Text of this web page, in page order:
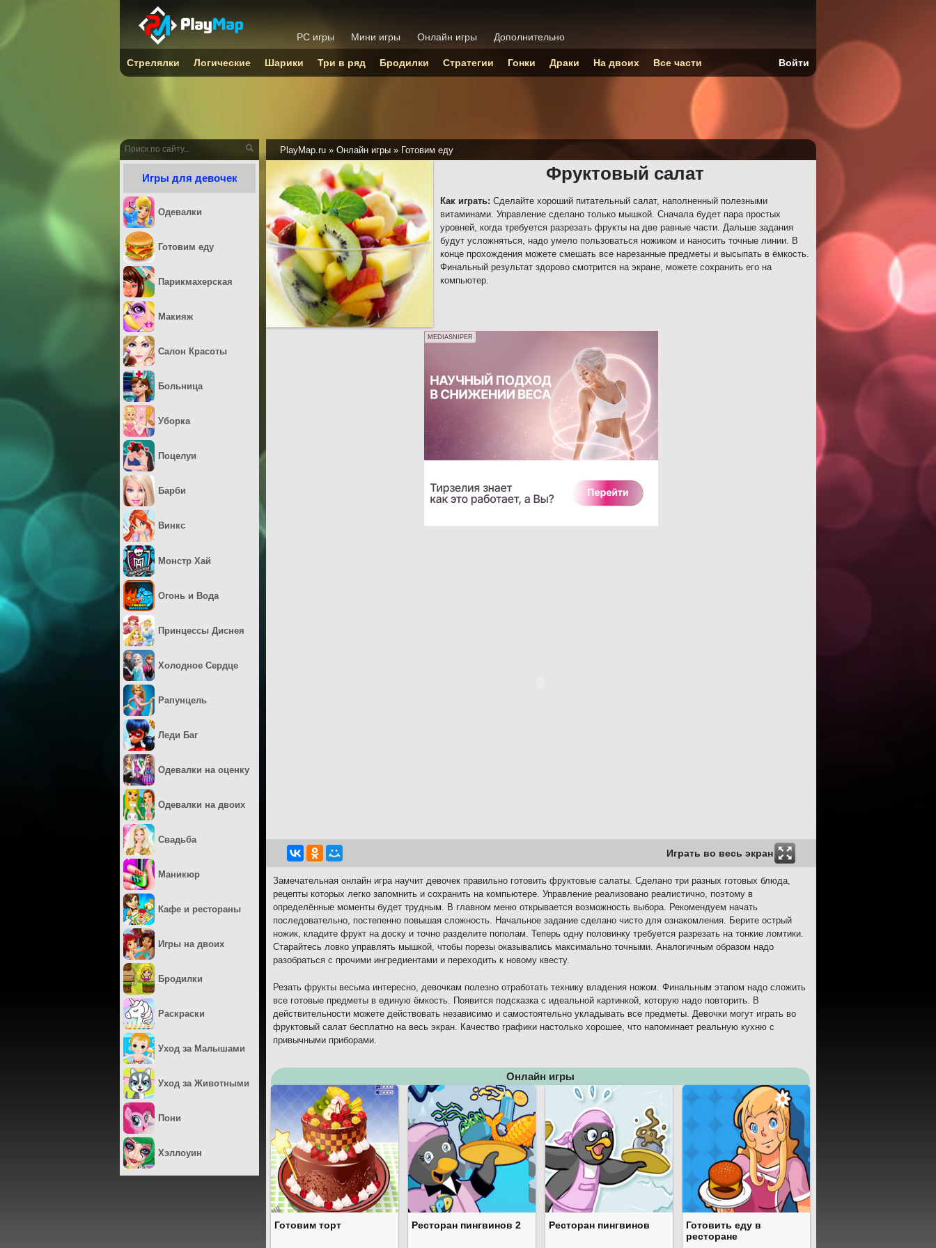
PlayMap.ru » Онлайн игры » Готовим еду
Фруктовый салат
Как играть: Сделайте хороший питательный салат, наполненный полезными
витаминами. Управление сделано только мышкой. Сначала будет пара простых
уровней, когда требуется разрезать фрукты на две равные части. Дальше задания
будут усложняться, надо умело пользоваться ножиком и наносить точные линии. В
конце прохождения можете смешать все нарезанные предметы и высыпать в ёмкость.
Финальный результат здорово смотрится на экране, можете сохранить его на
компьютер.
MEDIASNIPER
Играть во весь экран
Замечательная онлайн игра научит девочек правильно готовить фруктовые салаты. Сделано три разных готовых блюда,
рецепты которых легко запомнить и сохранить на компьютере. Управление реализовано реалистично, поэтому в
определённые моменты будет трудным. В главном меню открывается возможность выбора. Рекомендуем начать
последовательно, постепенно повышая сложность. Начальное задание сделано чисто для ознакомления. Берите острый
ножик, кладите фрукт на доску и точно разделите пополам. Теперь одну половинку требуется разрезать на тонкие ломтики.
Старайтесь ловко управлять мышкой, чтобы порезы оказывались максимально точными. Аналогичным образом надо
разобраться с прочими ингредиентами и переходить к новому квесту.
Резать фрукты весьма интересно, девочкам полезно отработать технику владения ножом. Финальным этапом надо сложить
все готовые предметы в единую ёмкость. Появится подсказка с идеальной картинкой, которую надо повторить. В
действительности можете действовать независимо и самостоятельно укладывать все предметы. Девочки могут играть во
фруктовый салат бесплатно на весь экран. Качество графики настолько хорошее, что напоминает реальную кухню с
привычными приборами.
Онлайн игры
Готовим торт Ресторан пингвинов 2 Ресторан пингвинов
Готовить еду в
ресторане
Игры для девочек
Одевалки
Готовим еду
Парикмахерская
Макияж
Салон Красоты
Больница
Уборка
Поцелуи
Барби
Винкс
Монстр Хай
Огонь и Вода
Принцессы Диснея
Холодное Сердце
Рапунцель
Леди Баг
Одевалки на оценку
Одевалки на двоих
Свадьба
Маникюр
Кафе и рестораны
Игры на двоих
Бродилки
Раскраски
Уход за Малышами
Уход за Животными
Пони
Хэллоуин
PC игры Мини игры Онлайн игры Дополнительно
Стрелялки Логические Шарики Три в ряд Бродилки Стратегии Гонки Драки На двоих Все части Войти